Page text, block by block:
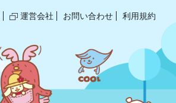
運営会社 お問い合わせ 利用規約